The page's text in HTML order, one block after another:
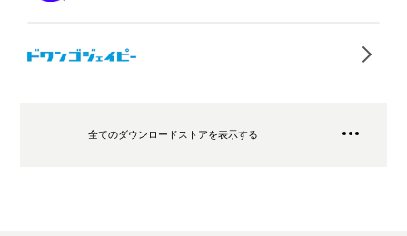
全てのダウンロードストアを表示する